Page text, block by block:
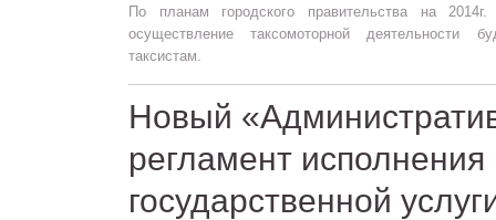
По планам городского правительства на
осуществление таксомоторной деятельности
таксистам.
Новый
регламент исполнения
государственной